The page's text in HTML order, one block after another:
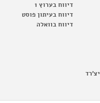
דיווח בערוץ 1
דיווח בעיתון פוסט
דיווח בוואלה